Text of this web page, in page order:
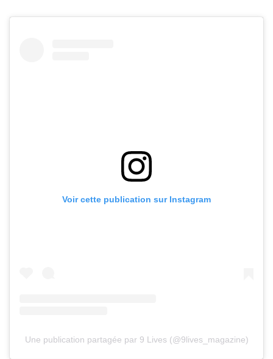
Voir cette publication sur Instagram
Une publication partagée par 9 Lives (@9lives_magazine)